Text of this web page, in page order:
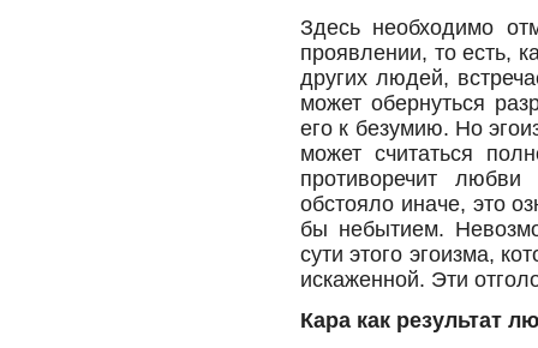
Здесь необходимо
проявлении, то есть,
других людей,
может обернуться
его к безумию. Но
может считаться
противоречит
обстояло иначе, это
бы небытием.
сути этого эгоизма,
искаженной. Эти
Кара как результат